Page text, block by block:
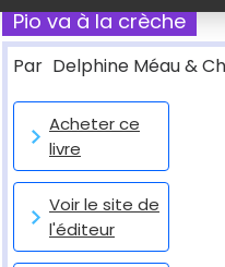
Pio va à la crèche
Par Delphine Méau &
Acheter ce
livre
Voir le site de
l'éditeur